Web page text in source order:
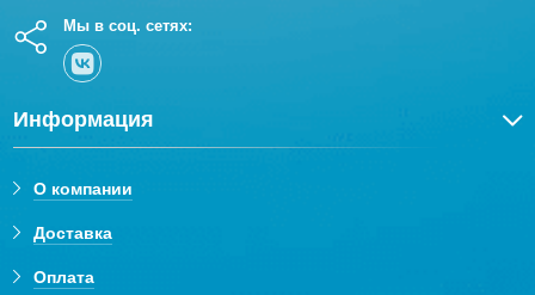
Мы в соц. сетях:
Информация
О компании
Доставка
Оплата